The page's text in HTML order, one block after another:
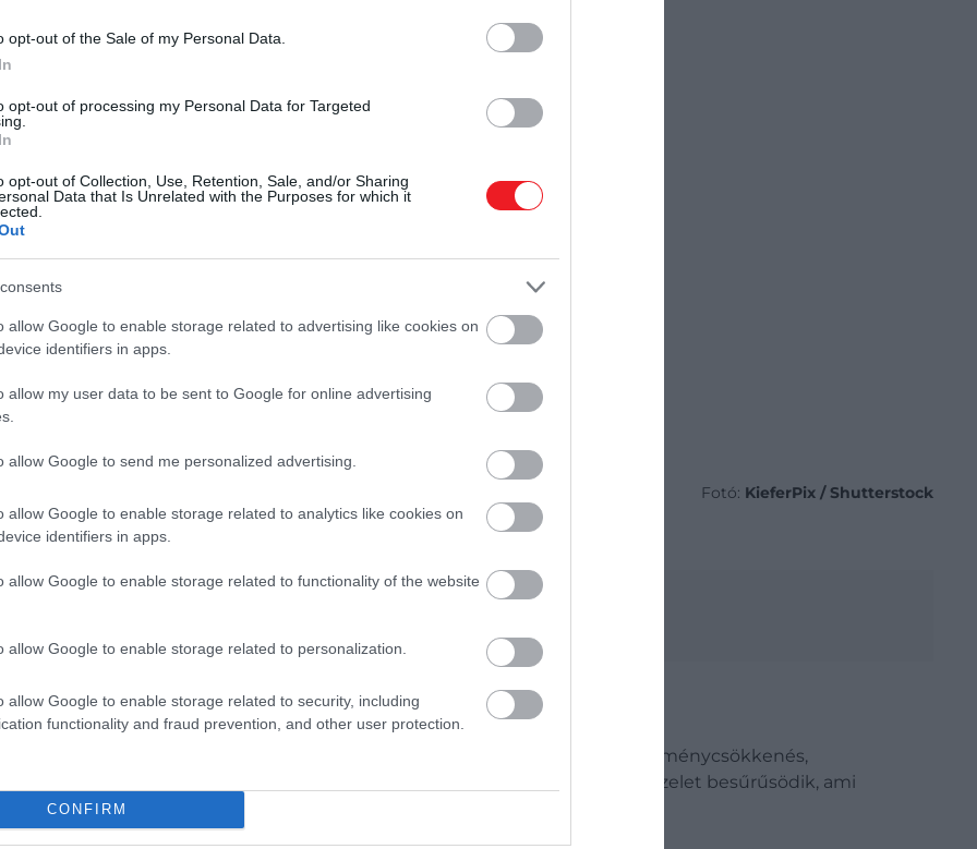
opt-out of the Sale of my Personal Data.
opt-out of processing my Personal Data for Targeted
opt-out of Collection, Use, Retention, Sale, and/or Sharing
Data that Is Unrelated with the Purposes for which it
allow Google to enable storage related to advertising like cookies on
identifiers in apps.
allow my user data to be sent to Google for online advertising
allow Google to send me personalized advertising.
allow Google to enable storage related to analytics like cookies on
identifiers in apps.
allow Google to enable storage related to functionality of the website
allow Google to enable storage related to personalization.
allow Google to enable storage related to security, including
functionality and fraud prevention, and other user protection.
CONFIRM
Fotó: KieferPix / Shutterstock
éve, amikor egyszerűen elmaradt a nyár
gyorsan érezhetővé válik. Fáradtság, fejfájás, romló koncentráció, teljesítménycsökkenés,
figyelmeztető jel lehet.
Ha a szervezet tartósan kevés folyadékhoz jut, a vizelet besűrűsödik, ami
és székrekedést is okozhat,